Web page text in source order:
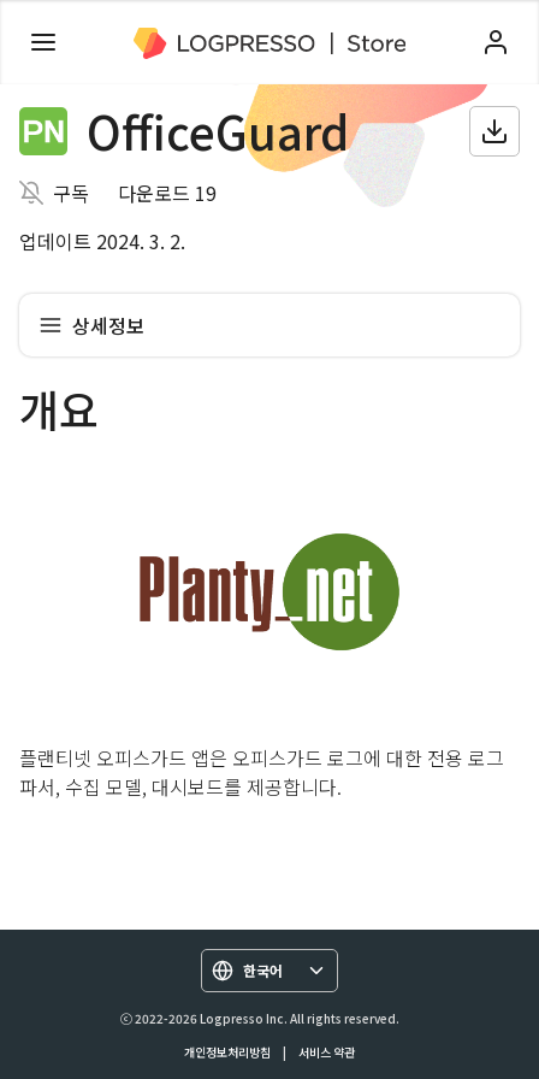
OfficeGuard
구독
다운로드 19
업데이트 2024. 3. 2.
상세정보
개요
플랜티넷 오피스가드 앱은 오피스가드 로그에 대한 전용 로그
파서, 수집 모델, 대시보드를 제공합니다.
한국어
ⓒ 2022-2026 Logpresso Inc. All rights reserved.
개인정보처리방침
| 서비스 약관